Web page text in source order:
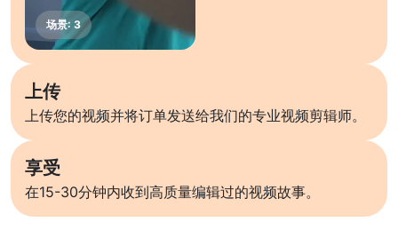
上传
上传您的视频并将订单发送给我们的专业视频剪辑师。
享受
在15-30分钟内收到高质量编辑过的视频故事。